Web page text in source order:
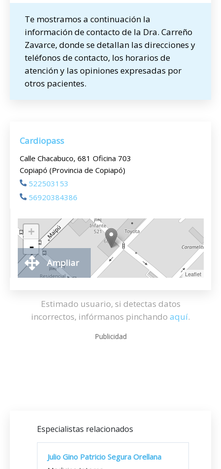
Te mostramos a continuación la
información de contacto de la Dra. Carreño
Zavarce, donde se detallan las direcciones y
teléfonos de contacto, los horarios de
atención y las opiniones expresadas por
otros pacientes.
Cardiopass
Calle Chacabuco, 681 Oficina 703
Copiapó (Provincia de Copiapó)
522503153
56920384386
+
-
Leaflet
Ampliar
Estimado usuario, si detectas datos
incorrectos, infórmanos pinchando aquí.
Publicidad
Especialistas relacionados
Julio Gino Patricio Segura Orellana